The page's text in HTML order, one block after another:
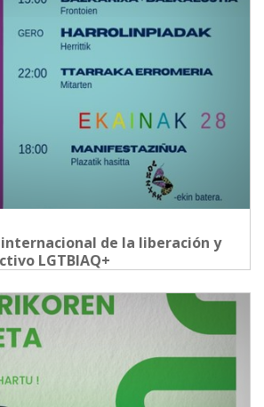
de la liberación y
LGTBIAQ+